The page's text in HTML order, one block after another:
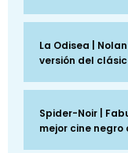
La Odisea |
versión del
Spider-Noir |
mejor cine